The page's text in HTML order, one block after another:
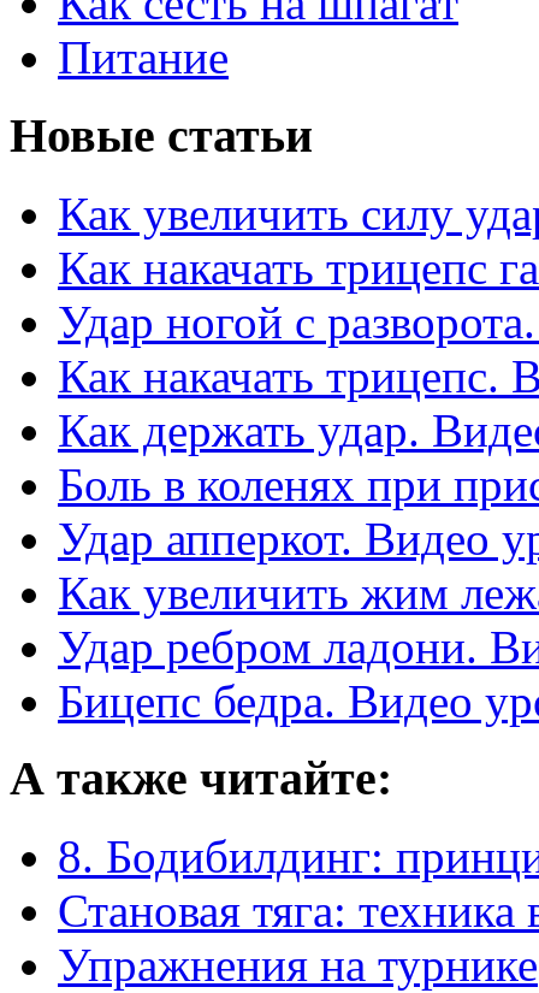
Питание
Новые статьи
Как увеличить силу
Как накачать трицепс
Удар ногой с
Как накачать трицепс.
Как держать удар.
Боль в коленях при
Удар апперкот. Видео
Как увеличить жим
Удар ребром ладони.
Бицепс бедра. Видео
А также читайте:
8. Бодибилдинг:
Становая тяга:
Упражнения на турнике